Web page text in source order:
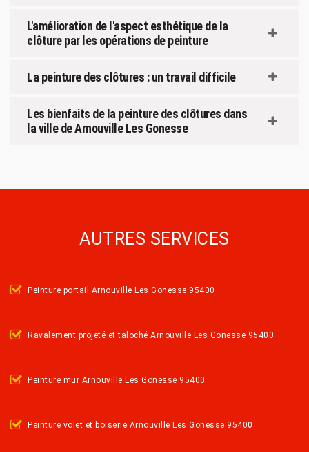
L'amélioration de l'aspect esthétique de la
clôture par les opérations de peinture
La peinture des clôtures : un travail difficile
Les bienfaits de la peinture des clôtures dans
la ville de Arnouville Les Gonesse
AUTRES SERVICES
Peinture portail Arnouville Les Gonesse 95400
Ravalement projeté et taloché Arnouville Les Gonesse 95400
Peinture mur Arnouville Les Gonesse 95400
Peinture volet et boiserie Arnouville Les Gonesse 95400